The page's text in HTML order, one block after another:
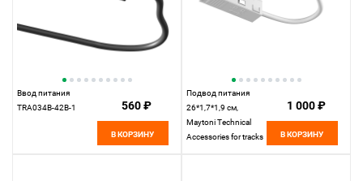
Ввод питания
TRA034B-42B-1
560 ₽
В КОРЗИНУ
Подвод питания
26*1,7*1,9 см,
Maytoni Technical
Accessories for tracks
1 000 ₽
В КОРЗИНУ